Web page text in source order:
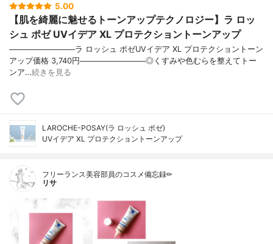
5.00
【肌を綺麗に魅せるトーンアップテクノロジー】ラ ロッ
シュ ポゼ UVイデア XL プロテクショントーンアップ
────────────ラ ロッシュ ポゼUVイデア XL プロテクショントーン
アップ価格 3,740円────────────◎くすみや色むらを整えてトー
ンア…続きを見る
LAROCHE-POSAY(ラ ロッシュ ポゼ)
UVイデア XL プロテクショントーンアップ
フリーランス美容部員のコスメ備忘録✏︎
リサ